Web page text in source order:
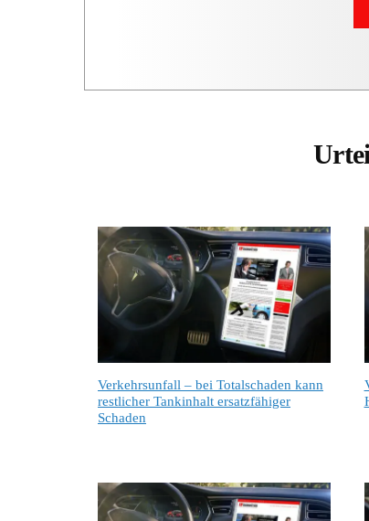
Verkehrsunfall – bei Totalschaden kann
restlicher Tankinhalt ersatzfähiger
Schaden